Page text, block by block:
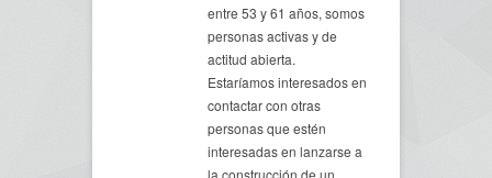
entre 53 y 61 años, somos
personas activas y de
actitud abierta.
Estaríamos interesados en
contactar con otras
personas que estén
interesadas en lanzarse a
la construcción de un